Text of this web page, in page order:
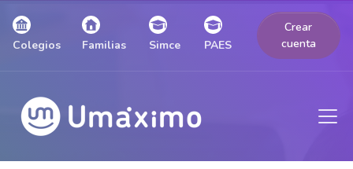
Colegios Familias Simce PAES
Crear
cuenta